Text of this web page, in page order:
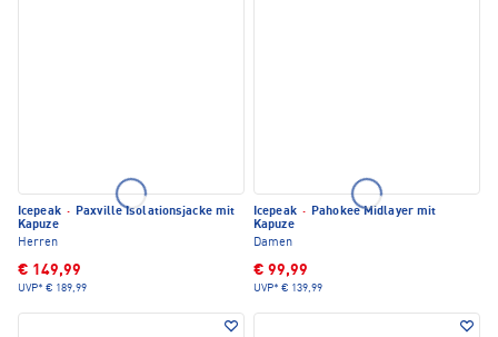
Icepeak · Paxville Isolationsjacke mit
Kapuze
Herren
€ 149,99
UVP* € 189,99
Icepeak · Pahokee Midlayer mit
Kapuze
Damen
€ 99,99
UVP* € 139,99